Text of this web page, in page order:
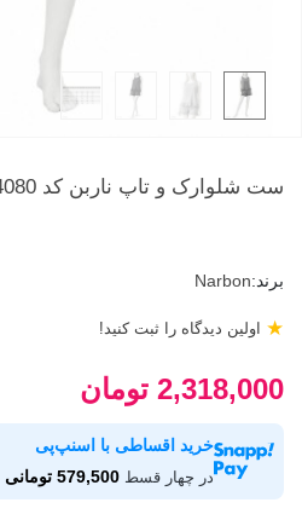
ست شلوارک و تاپ ناربن کد 4080 طرح گیلاس
برند:Narbon
اولین دیدگاه را ثبت کنید! ★
2,318,000 تومان
خرید اقساطی با اسنپ‌پی
در چهار قسط 579,500 تومانی